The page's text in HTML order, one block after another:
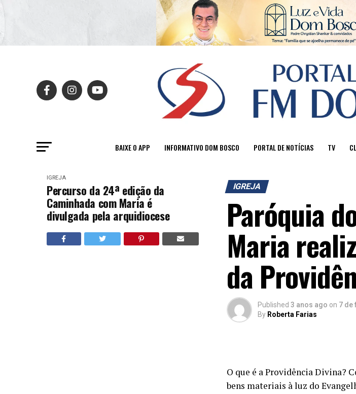
BAIXE O APP INFORMATIVO DOM BOSCO PORTAL DE NOTÍCIAS TV
IGREJA
Percurso da 24ª edição da
Caminhada com Maria é
divulgada pela arquidiocese
IGREJA
Paróquia
Maria
da
Published 3 anos ago on 7 de
By Roberta Farias
O que é a Providência Divina?
bens materiais à luz do